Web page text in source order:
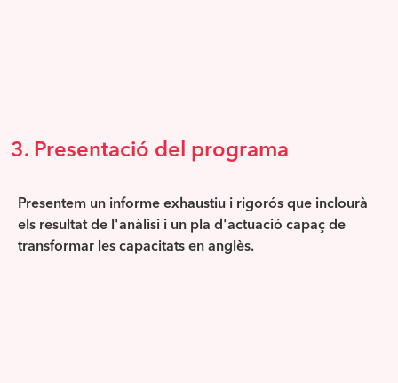
3. Presentació del programa
Presentem un informe exhaustiu i rigorós que inclourà
els resultat de l'anàlisi i un pla d'actuació capaç de
transformar les capacitats en anglès.